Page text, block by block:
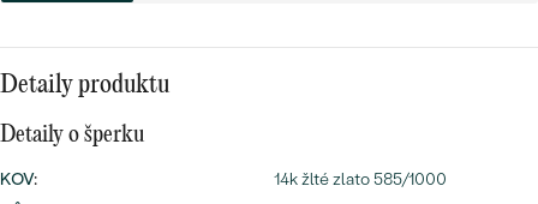
PODĽA FARBY
PODĽA TVARU DRAHOKAMU
Najpredávanejšie
náušnice
Najpredávanejšie
Detaily produktu
Detaily o šperku
KOV:
14k žlté zlato 585/1000